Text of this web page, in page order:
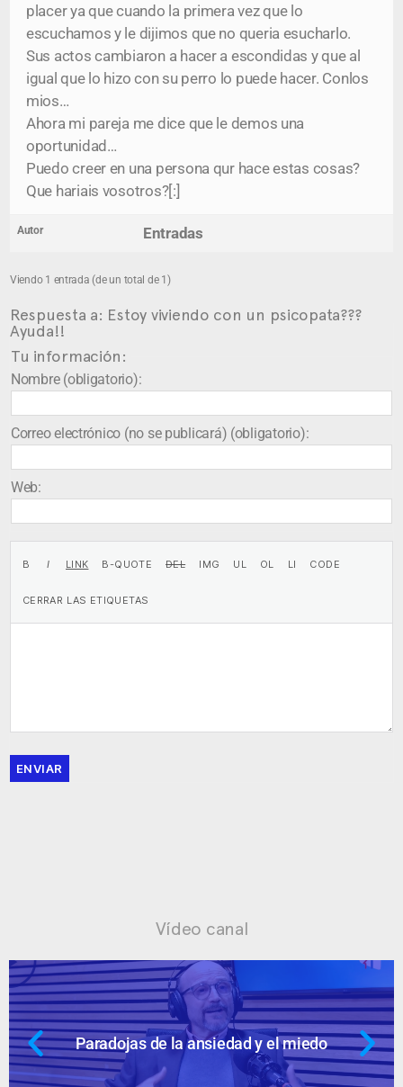
placer ya que cuando la primera vez que lo
escuchamos y le dijimos que no queria esucharlo.
Sus actos cambiaron a hacer a escondidas y que al
igual que lo hizo con su perro lo puede hacer. Conlos
mios…
Ahora mi pareja me dice que le demos una
oportunidad…
Puedo creer en una persona qur hace estas cosas?
Que hariais vosotros?[:]
Autor Entradas
Viendo 1 entrada (de un total de 1)
Respuesta a: Estoy viviendo con un psicopata???
Ayuda!!
Tu información:
Nombre (obligatorio):
Correo electrónico (no se publicará) (obligatorio):
Web:
ENVIAR
Vídeo canal
Ansiedad: supuestos